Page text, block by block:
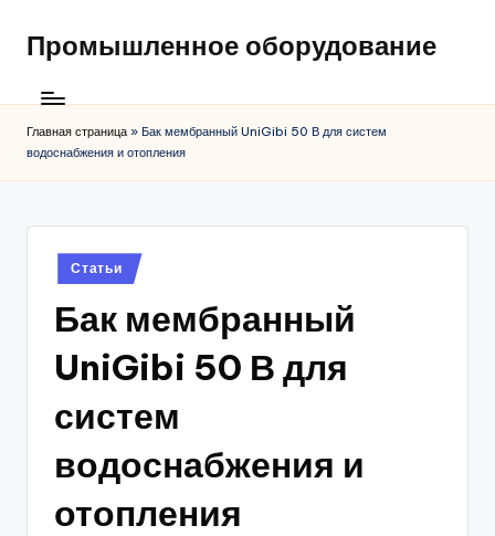
Промышленное оборудование
Главная страница » Бак мембранный UniGibi 50 В для систем
водоснабжения и отопления
Posted
in
Статьи
Бак мембранный
UniGibi 50 В для
систем
водоснабжения и
отопления